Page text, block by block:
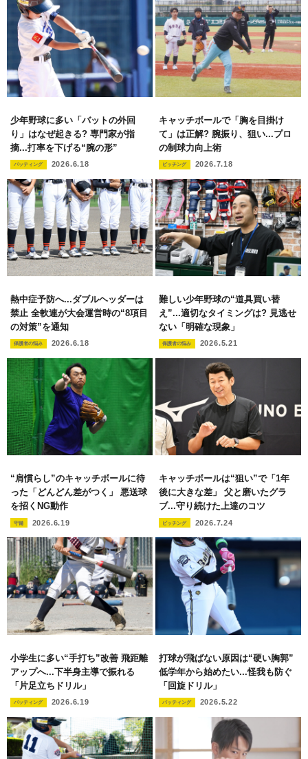
少年野球に多い「バットの外回
り」はなぜ起きる? 専門家が指
摘...打率を下げる“腕の形”
バッティング 2026.6.18
キャッチボールで「胸を目掛け
て」は正解? 腕振り、狙い...プロ
の制球力向上術
ピッチング 2026.7.18
熱中症予防へ...ダブルヘッダーは
禁止 全軟連が大会運営時の“8項目
の対策”を通知
保護者の悩み 2026.6.18
難しい少年野球の“道具買い替
え”...適切なタイミングは? 見逃せ
ない「明確な現象」
保護者の悩み 2026.5.21
“肩慣らし”のキャッチボールに待
った「どんどん差がつく」 悪送球
を招くNG動作
守備 2026.6.19
キャッチボールは“狙い”で「1年
後に大きな差」 父と磨いたグラ
ブ...守り続けた上達のコツ
ピッチング 2026.7.24
小学生に多い“手打ち”改善 飛距離
アップへ...下半身主導で振れる
「片足立ちドリル」
バッティング 2026.6.19
打球が飛ばない原因は“硬い胸郭”
低学年から始めたい...怪我も防ぐ
「回旋ドリル」
バッティング 2026.5.22